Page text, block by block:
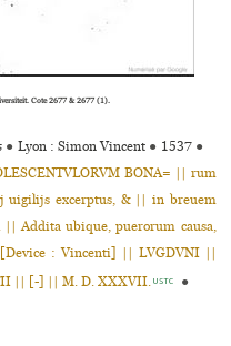
Cote 2677 & 2677 (1).
● Lyon : Simon Vincent ● 1537 ●
BONA= || rum
uigilijs excerptus, & || in breuem
Addita ubique, puerorum causa,
: Vincenti] || LVGDVNI ||
|| [-] || M. D. XXXVII.USTC ●